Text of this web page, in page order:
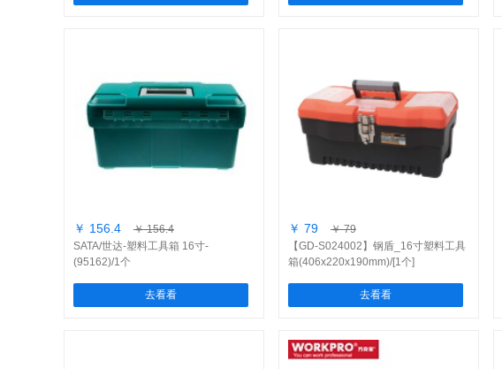
￥ 156.4
￥ 156.4
SATA/世达-塑料工具箱 16寸-
(95162)/1个
去看看
￥ 79
￥ 79
【GD-S024002】钢盾_16寸塑料工具
箱(406x220x190mm)/[1个]
去看看